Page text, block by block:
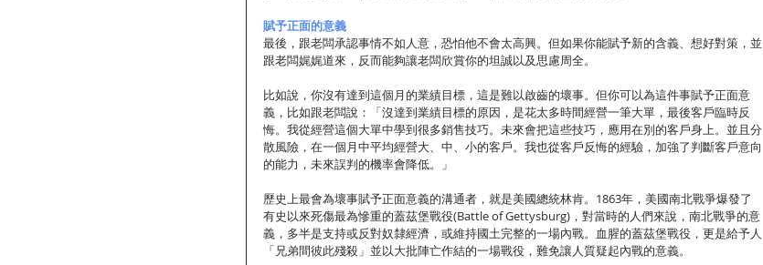
賦予正面的意義
最後，跟老闆承認事情不如人意，恐怕他不會太高興。但如果你能賦予新的含義、想好對策，並
跟老闆娓娓道來，反而能夠讓老闆欣賞你的坦誠以及思慮周全。
比如說，你沒有達到這個月的業績目標，這是難以啟齒的壞事。但你可以為這件事賦予正面意
義，比如跟老闆說：「沒達到業績目標的原因，是花太多時間經營一筆大單，最後客戶臨時反
悔。我從經營這個大單中學到很多銷售技巧。未來會把這些技巧，應用在別的客戶身上。並且分
散風險，在一個月中平均經營大、中、小的客戶。我也從客戶反悔的經驗，加強了判斷客戶意向
的能力，未來誤判的機率會降低。」
歷史上最會為壞事賦予正面意義的溝通者，就是美國總統林肯。1863年，美國南北戰爭爆發了
有史以來死傷最為慘重的蓋茲堡戰役(Battle of Gettysburg)，對當時的人們來說，南北戰爭的意
義，多半是支持或反對奴隸經濟，或維持國土完整的一場內戰。血腥的蓋茲堡戰役，更是給予人
「兄弟間彼此殘殺」並以大批陣亡作結的一場戰役，難免讓人質疑起內戰的意義。